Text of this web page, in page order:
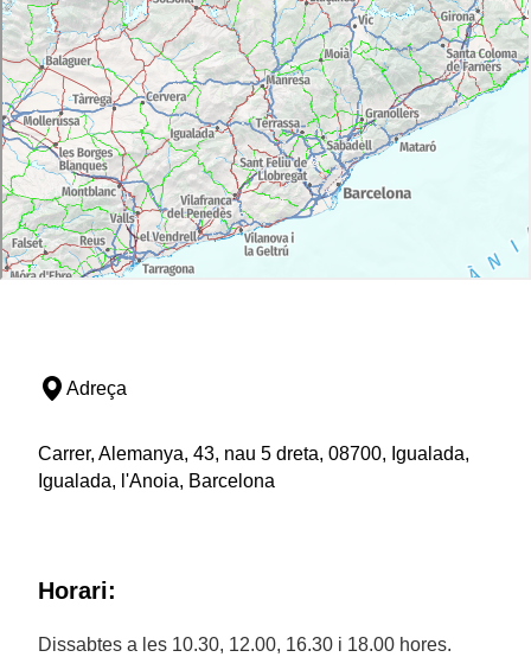
Adreça
Carrer, Alemanya, 43, nau 5 dreta, 08700, Igualada,
Igualada, l'Anoia, Barcelona
Horari:
Dissabtes a les 10.30, 12.00, 16.30 i 18.00 hores.